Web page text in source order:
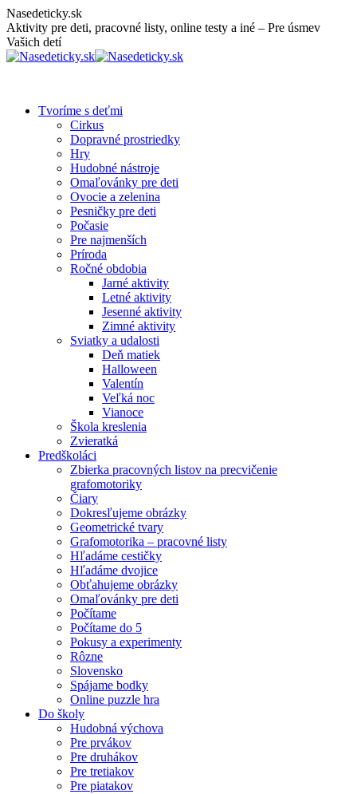
Skip
to
content
Nasedeticky.sk
Aktivity pre deti, pracovné listy, online testy a iné – Pre úsmev
Vašich detí
Tvoríme s deťmi
Cirkus
Dopravné prostriedky
Hry
Hudobné nástroje
Omaľovánky pre deti
Ovocie a zelenina
Pesničky pre deti
Počasie
Pre najmenších
Príroda
Ročné obdobia
Jarné aktivity
Letné aktivity
Jesenné aktivity
Zimné aktivity
Sviatky a udalosti
Deň matiek
Halloween
Valentín
Veľká noc
Vianoce
Škola kreslenia
Zvieratká
Predškoláci
Zbierka pracovných listov na precvičenie
grafomotoriky
Čiary
Dokresľujeme obrázky
Geometrické tvary
Grafomotorika – pracovné listy
Hľadáme cestičky
Hľadáme dvojice
Obťahujeme obrázky
Omaľovánky pre deti
Počítame
Počítame do 5
Pokusy a experimenty
Rôzne
Slovensko
Spájame bodky
Online puzzle hra
Do školy
Hudobná výchova
Pre prvákov
Pre druhákov
Pre tretiakov
Pre piatakov